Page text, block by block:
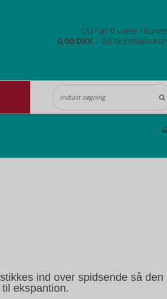
Du har 0 varer i
0,00 DKK - Gå til
ind over spidsende så den
ekspantion.